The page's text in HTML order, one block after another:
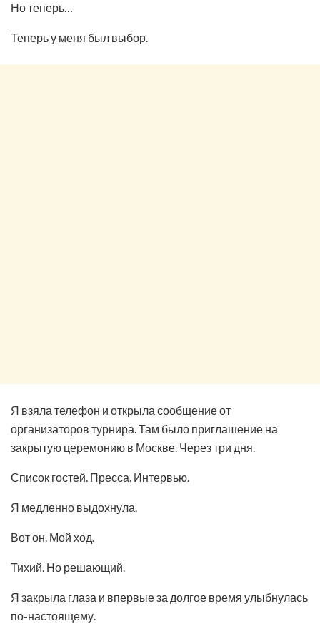
Но теперь…
Теперь у меня был выбор.
Я взяла телефон и открыла сообщение от
организаторов турнира. Там было приглашение на
закрытую церемонию в Москве. Через три дня.
Список гостей. Пресса. Интервью.
Я медленно выдохнула.
Вот он. Мой ход.
Тихий. Но решающий.
Я закрыла глаза и впервые за долгое время улыбнулась
по-настоящему.